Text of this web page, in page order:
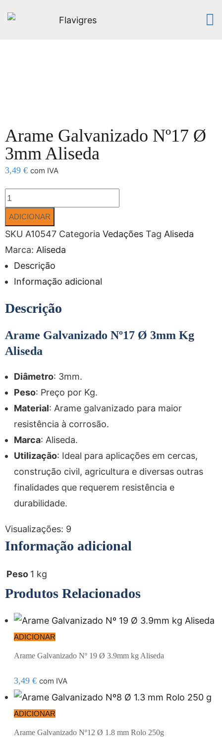
Arame Galvanizado Nº17 Ø
3mm Aliseda
3,49 € com IVA
ADICIONAR
SKU A10547 Categoria Vedações Tag Aliseda
Marca: Aliseda
Descrição
Informação adicional
Descrição
Arame Galvanizado Nº17 Ø 3mm Kg
Aliseda
Diâmetro: 3mm.
Peso: Preço por Kg.
Material: Arame galvanizado para maior
resistência à corrosão.
Marca: Aliseda.
Utilização: Ideal para aplicações em cercas,
construção civil, agricultura e diversas outras
finalidades que requerem resistência e
durabilidade.
Visualizações: 9
Informação adicional
Peso 1 kg
Produtos Relacionados
ADICIONAR
Arame Galvanizado Nº 19 Ø 3.9mm kg Aliseda
3,49 € com IVA
ADICIONAR
Arame Galvanizado Nº12 Ø 1.8 mm Rolo 250g